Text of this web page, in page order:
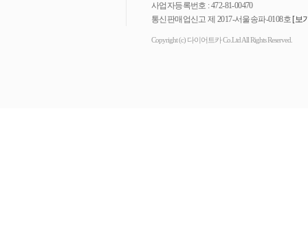
사업자등록번호 : 472-81-00470
통신판매업신고 제 2017-서울송파-0108호 [보
Copyright (c) 다이어트카 Co.Ltd All Rights Reserved.